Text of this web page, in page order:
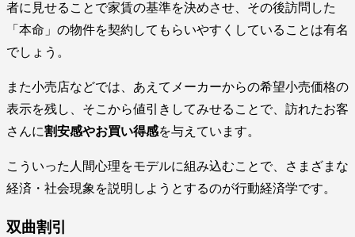
者に見せることで家賃の基準を決めさせ、その後訪問した
「本命」の物件を契約してもらいやすくしていることは有名
でしょう。
また小売店などでは、あえてメーカーからの希望小売価格の
表示を残し、そこから値引きしてみせることで、訪れたお客
さんに割安感やお買い得感を与えています。
こういった人間心理をモデルに組み込むことで、さまざまな
経済・社会現象を説明しようとするのが行動経済学です。
双曲割引